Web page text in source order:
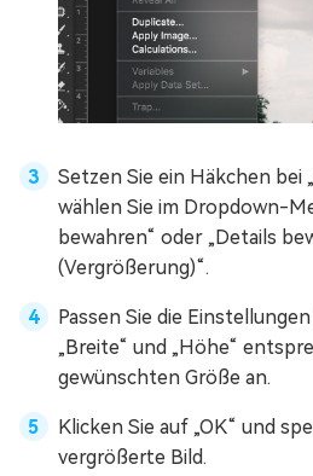
Setzen Sie ein Häkchen bei
wählen Sie im Dropdown-
bewahren“ oder „Details
(Vergrößerung)“.
Passen Sie die
„Breite“ und „Höhe“
gewünschten Größe an.
Klicken Sie auf „OK“ und
vergrößerte Bild.